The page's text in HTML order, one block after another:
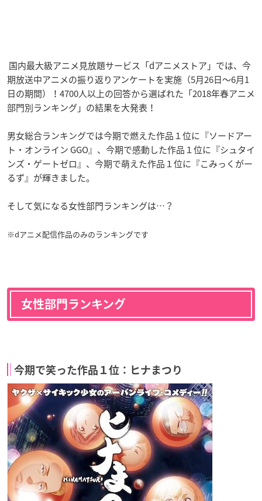
国内最大級アニメ見放題サービス「dアニメストア」では、今
期放送中アニメの振り返りアンケートを実施（5月26日～6月1
日の期間）！4700人以上の回答から選ばれた「2018年春アニメ
部門別ランキング」の結果を大発表！
男女総合ランキングでは今期で燃えた作品１位に『ソードアー
ト・オンライン GGO』、今期で感動した作品１位に『シュタイ
ンズ・ゲートゼロ』、今期で萌えた作品１位に『こみっくがー
るず』が輝きました。
そして気になる女性部門ランキングは…？
※dアニメ配信作品のみのランキングです
女性部門ランキング
今期で笑った作品１位：ヒナまつり